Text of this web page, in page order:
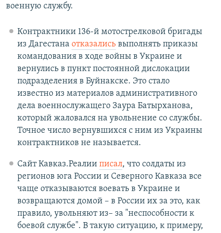
военную службу.
Контрактники 136-й мотострелковой бригады
из Дагестана отказалисьвыполнять приказы
командования в ходе войны в Украине и
вернулись в пункт постоянной дислокации
подразделения в Буйнакске. Это стало
известно из материалов административного
дела военнослужащего Заура Батырханова,
который жаловался на увольнение со службы.
Точное число вернувшихся с ним из Украины
контрактников не называется.
Сайт Кавказ.Реалии писал, что солдаты из
регионов юга России и Северного Кавказа все
чаще отказываются воевать в Украине и
возвращаются домой – в России их за это, как
правило, увольняют из– за "неспособности к
боевой службе". В такую ситуацию, к примеру,